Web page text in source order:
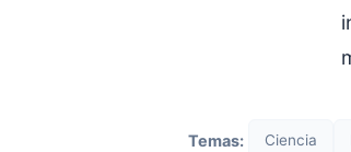
Temas: Ciencia